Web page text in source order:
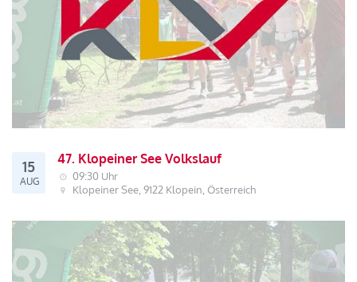
15
AUG
47. Klopeiner See Volkslauf
09:30 Uhr
Klopeiner See, 9122 Klopein, Österreich